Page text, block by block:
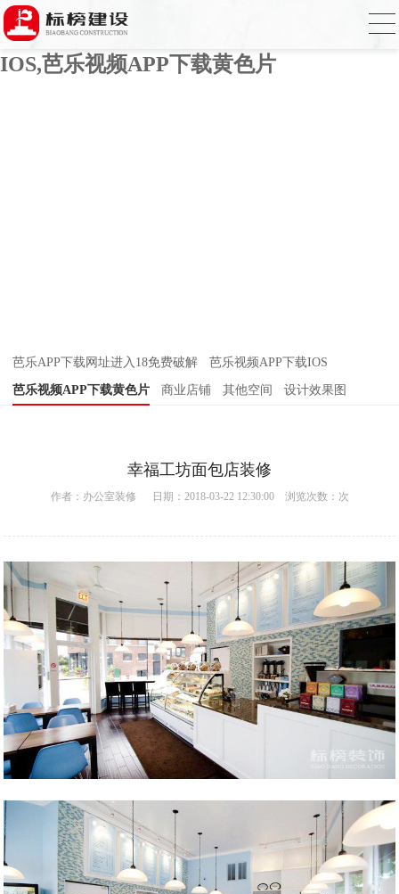
芭乐APP官方网站下载进入,芭乐APP下载
网址进入18免费破解,芭乐视频APP下载
IOS,芭乐视频APP下载黄色片
芭乐APP下载网址进入18免费破解 芭乐视频APP下载IOS
芭乐视频APP下载黄色片 商业店铺 其他空间 设计效果图
幸福工坊面包店装修
作者： 办公室装修 日期：2018-03-22 12:30:00 浏览次数： 次